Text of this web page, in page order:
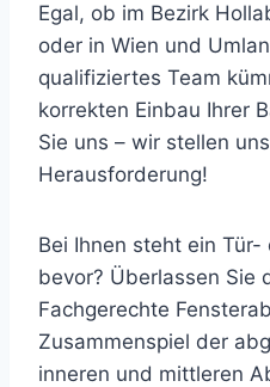
Egal, ob im Bezirk
oder in Wien und
qualifiziertes Team
korrekten Einbau Ihrer
Sie uns – wir stellen
Herausforderung!
Bei Ihnen steht ein
bevor? Überlassen Sie
Fachgerechte
Zusammenspiel der
inneren und mittleren